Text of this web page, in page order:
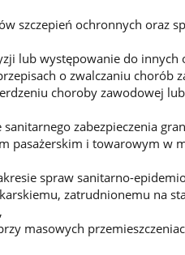
szczepień ochronnych oraz
lub występowanie do
o zwalczaniu chorób
choroby zawodowej
zabezpieczenia
pasażerskim i towarowym w
spraw sanitarno-
zatrudnionemu na
masowych